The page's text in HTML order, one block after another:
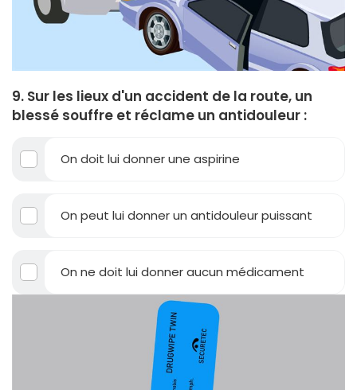
9. Sur les lieux d'un accident de la route, un
blessé souffre et réclame un antidouleur :
On doit lui donner une aspirine
On peut lui donner un antidouleur puissant
On ne doit lui donner aucun médicament